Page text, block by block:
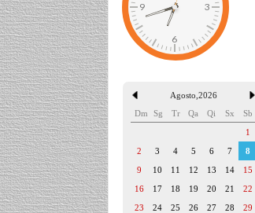
Agosto 2026
Dm
Sg Tr Qa Qi Sx
Sb
1
2
3 4 5 6 7
8
9
10 11 12 13 14
15
16
17 18 19 20 21
22
23
24 25 26 27 28
29